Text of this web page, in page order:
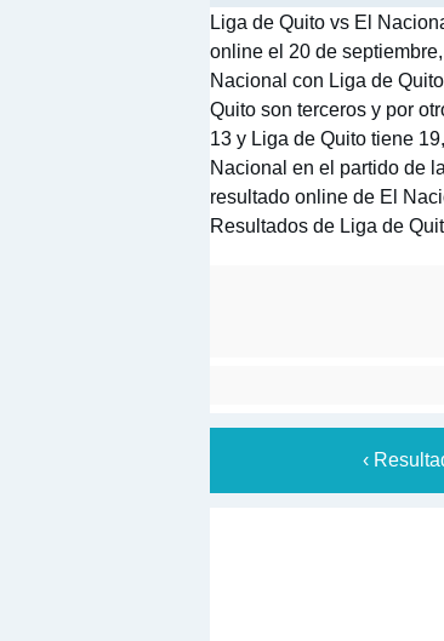
Liga de Quito vs El
online el 20 de
Nacional con Liga de
Quito son terceros y por
13 y Liga de Quito tiene
Nacional en el partido de
resultado online de El
Resultados de Liga de
‹